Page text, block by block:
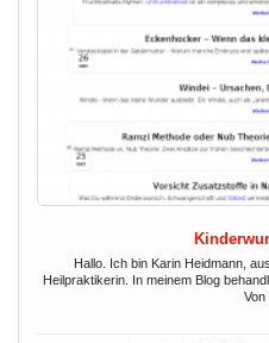
Hallo. Ich bin Karin Heidmann,
Heilpraktikerin. In meinem Blog